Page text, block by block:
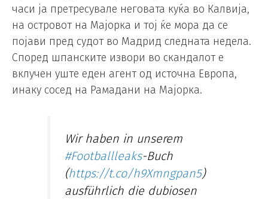
часи ја претресувале неговата куќа во Калвија,
на островот на Мајорка и тој ќе мора да се
појави пред судот во Мадрид следната недела.
Според шпанските извори во скандалот е
вклучен уште еден агент од источна Европа,
инаку сосед на Рамадани на Мајорка.
Wir haben in unserem
#Footballleaks-Buch
(https://t.co/h9Xmngpan5)
ausführlich die dubiosen